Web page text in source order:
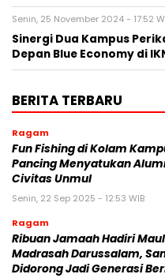
Senin, 25 November 2024 - 17:52
Sinergi Dua Kampus
Depan Blue Economy di
BERITA TERBARU
Ragam
Fun Fishing di Kolam
Pancing Menyatukan
Civitas Unmul
Senin, 22 Sep 2025 - 12:53 WIB
Ragam
Ribuan Jamaah Hadiri
Madrasah Darussalam,
Didorong Jadi Generasi